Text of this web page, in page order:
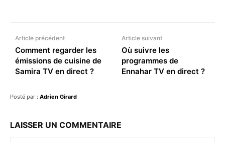
Article précédent
Comment regarder les
émissions de cuisine de
Samira TV en direct ?
Article suivant
Où suivre les
programmes de
Ennahar TV en direct ?
Posté par : Adrien Girard
LAISSER UN COMMENTAIRE